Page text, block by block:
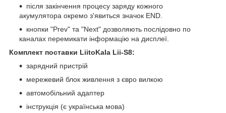
після закінчення процесу заряду кожного
акумулятора окремо з'явиться значок END.
кнопки "Prev" та "Next" дозволяють послідовно по
каналах перемикати інформацію на дисплеї.
Комплект поставки LiitoKala Lii-S8:
зарядний пристрій
мережевий блок живлення з євро вилкою
автомобільний адаптер
інструкція (є українська мова)